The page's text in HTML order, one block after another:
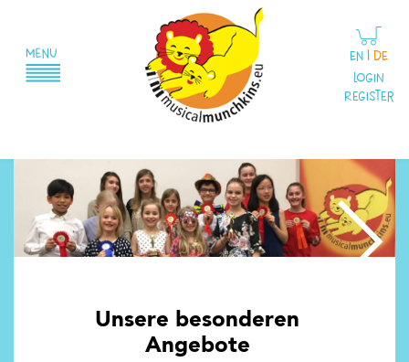
EN | DE
Login
Register
Unsere besonderen
Angebote